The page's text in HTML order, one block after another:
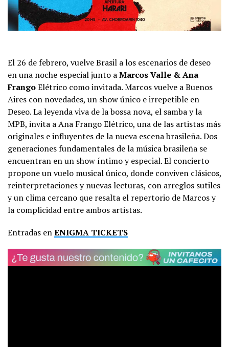
El 26 de febrero, vuelve Brasil a los escenarios de deseo
en una noche especial junto aMarcos Valle & Ana
FrangoElétrico como invitada. Marcos vuelve a Buenos
Aires con novedades, un show único e irrepetible en
Deseo. La leyenda viva de la bossa nova, el samba y la
MPB, invita a Ana Frango Elétrico, una de las artistas más
originales e influyentes de la nueva escena brasileña. Dos
generaciones fundamentales de la música brasileña se
encuentran en un show íntimo y especial. El concierto
propone un vuelo musical único, donde conviven clásicos,
reinterpretaciones y nuevas lecturas, con arreglos sutiles
y un clima cercano que resalta el repertorio de Marcos y
la complicidad entre ambos artistas.
Entradas enENIGMA TICKETS